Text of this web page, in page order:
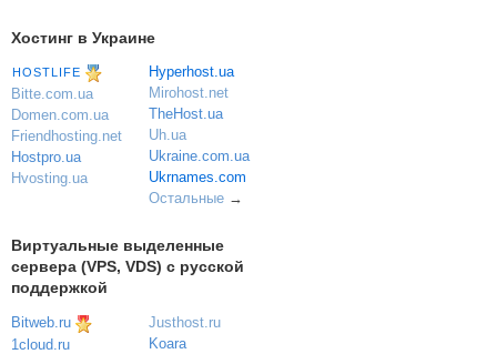
Хостинг в Украине
HOSTLIFE
Bitte.com.ua
Domen.com.ua
Friendhosting.net
Hostpro.ua
Hvosting.ua
Hyperhost.ua
Mirohost.net
TheHost.ua
Uh.ua
Ukraine.com.ua
Ukrnames.com
Остальные→
Виртуальные выделенные
сервера (VPS, VDS) с русской
поддержкой
Bitweb.ru
1cloud.ru
Justhost.ru
Koara